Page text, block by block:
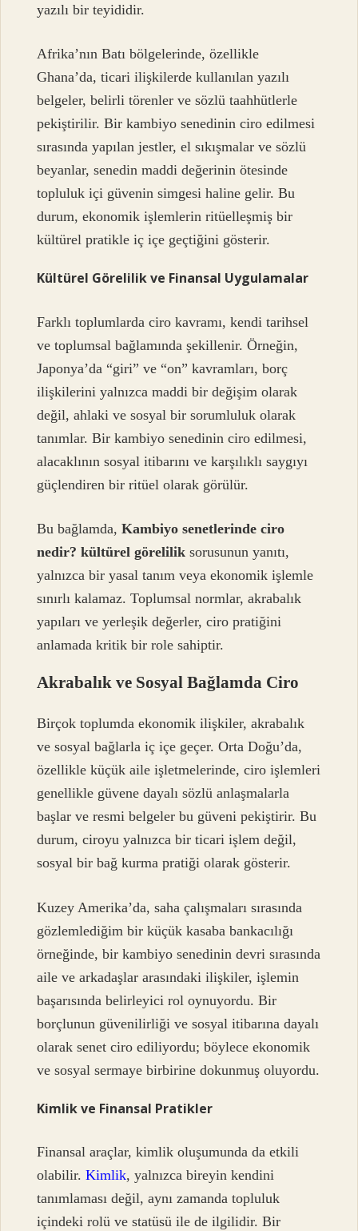
yazılı bir teyididir.
Afrika’nın Batı bölgelerinde, özellikle
Ghana’da, ticari ilişkilerde kullanılan yazılı
belgeler, belirli törenler ve sözlü taahhütlerle
pekiştirilir. Bir kambiyo senedinin ciro edilmesi
sırasında yapılan jestler, el sıkışmalar ve sözlü
beyanlar, senedin maddi değerinin ötesinde
topluluk içi güvenin simgesi haline gelir. Bu
durum, ekonomik işlemlerin ritüelleşmiş bir
kültürel pratikle iç içe geçtiğini gösterir.
Kültürel Görelilik ve Finansal Uygulamalar
Farklı toplumlarda ciro kavramı, kendi tarihsel
ve toplumsal bağlamında şekillenir. Örneğin,
Japonya’da “giri” ve “on” kavramları, borç
ilişkilerini yalnızca maddi bir değişim olarak
değil, ahlaki ve sosyal bir sorumluluk olarak
tanımlar. Bir kambiyo senedinin ciro edilmesi,
alacaklının sosyal itibarını ve karşılıklı saygıyı
güçlendiren bir ritüel olarak görülür.
Bu bağlamda,Kambiyo senetlerinde ciro
nedir? kültürel görelilik sorusunun yanıtı,
yalnızca bir yasal tanım veya ekonomik işlemle
sınırlı kalamaz. Toplumsal normlar, akrabalık
yapıları ve yerleşik değerler, ciro pratiğini
anlamada kritik bir role sahiptir.
Akrabalık ve Sosyal Bağlamda Ciro
Birçok toplumda ekonomik ilişkiler, akrabalık
ve sosyal bağlarla iç içe geçer. Orta Doğu’da,
özellikle küçük aile işletmelerinde, ciro işlemleri
genellikle güvene dayalı sözlü anlaşmalarla
başlar ve resmi belgeler bu güveni pekiştirir. Bu
durum, ciroyu yalnızca bir ticari işlem değil,
sosyal bir bağ kurma pratiği olarak gösterir.
Kuzey Amerika’da, saha çalışmaları sırasında
gözlemlediğim bir küçük kasaba bankacılığı
örneğinde, bir kambiyo senedinin devri sırasında
aile ve arkadaşlar arasındaki ilişkiler, işlemin
başarısında belirleyici rol oynuyordu. Bir
borçlunun güvenilirliği ve sosyal itibarına dayalı
olarak senet ciro ediliyordu; böylece ekonomik
ve sosyal sermaye birbirine dokunmuş oluyordu.
Kimlik ve Finansal Pratikler
Finansal araçlar, kimlik oluşumunda da etkili
olabilir.Kimlik, yalnızca bireyin kendini
tanımlaması değil, aynı zamanda topluluk
içindeki rolü ve statüsü ile de ilgilidir. Bir